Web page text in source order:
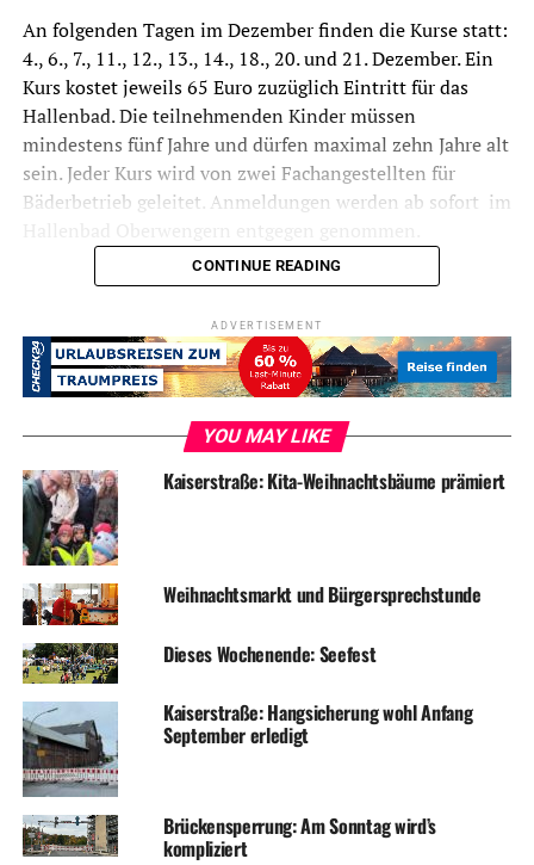
An folgenden Tagen im Dezember finden die Kurse statt:
4., 6., 7., 11., 12., 13., 14., 18., 20. und 21. Dezember. Ein
Kurs kostet jeweils 65 Euro zuzüglich Eintritt für das
Hallenbad. Die teilnehmenden Kinder müssen
mindestens fünf Jahre und dürfen maximal zehn Jahre alt
sein. Jeder Kurs wird von zwei Fachangestellten für
Bäderbetrieb geleitet. Anmeldungen werden ab sofort im
Symbolfoto / Archiv
RELATED TOPICS:
UP NEXT
Die Doofen waren wieder unterwegs: Scheiben an Autos
eingeworfen
Neue Kindertagesstätte und Demenz-WG in Alt-Wetter
geplant
CONTINUE READING
ADVERTISEMENT
YOU MAY LIKE
Kaiserstraße: Kita-Weihnachtsbäume prämiert
Weihnachtsmarkt und Bürgersprechstunde
Dieses Wochenende: Seefest
Kaiserstraße: Hangsicherung wohl Anfang
September erledigt
Brückensperrung: Am Sonntag wird’s
kompliziert